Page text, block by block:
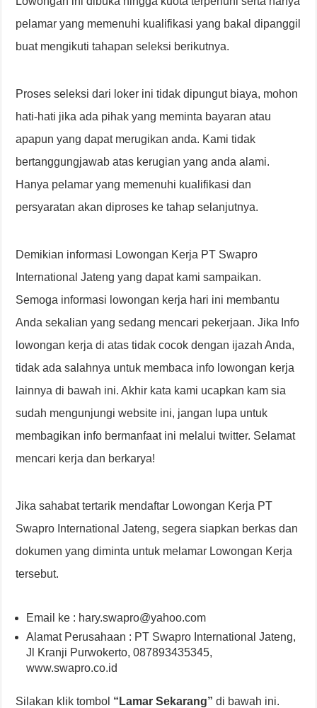
pelamar yang memenuhi kualifikasi yang bakal dipanggil
buat mengikuti tahapan seleksi berikutnya.
Proses seleksi dari loker ini tidak dipungut biaya, mohon
hati-hati jika ada pihak yang meminta bayaran atau
apapun yang dapat merugikan anda. Kami tidak
bertanggungjawab atas kerugian yang anda alami.
Hanya pelamar yang memenuhi kualifikasi dan
persyaratan akan diproses ke tahap selanjutnya.
Demikian informasi Lowongan Kerja PT Swapro
International Jateng yang dapat kami sampaikan.
Semoga informasi lowongan kerja hari ini membantu
Anda sekalian yang sedang mencari pekerjaan. Jika Info
lowongan kerja di atas tidak cocok dengan ijazah Anda,
tidak ada salahnya untuk membaca info lowongan kerja
lainnya di bawah ini. Akhir kata kami ucapkan kam sia
sudah mengunjungi website ini, jangan lupa untuk
membagikan info bermanfaat ini melalui twitter. Selamat
mencari kerja dan berkarya!
Jika sahabat tertarik mendaftar Lowongan Kerja PT
Swapro International Jateng, segera siapkan berkas dan
dokumen yang diminta untuk melamar Lowongan Kerja
tersebut.
Email ke : hary.swapro@yahoo.com
Alamat Perusahaan : PT Swapro International Jateng,
Jl Kranji Purwokerto, 087893435345,
www.swapro.co.id
Silakan klik tombol “Lamar Sekarang” di bawah ini.